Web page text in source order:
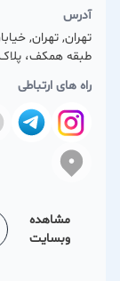
آدرس
تهران, تهران,
طبقه همکف، پلاک
راه های ارتباطی
مشاهده
وبسایت